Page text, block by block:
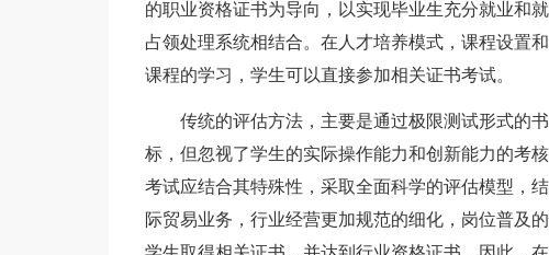
的职业资格证书为导向，以实现毕业生充分就业和
占领处理系统相结合。在人才培养模式，课程设置
课程的学习，学生可以直接参加相关证书考试。
传统的评估方法，主要是通过极限测试形式的书
标，但忽视了学生的实际操作能力和创新能力的考
考试应结合其特殊性，采取全面科学的评估模型，
际贸易业务，行业经营更加规范的细化，岗位普及